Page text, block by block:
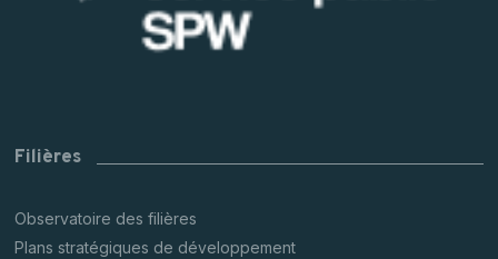
Filières
Observatoire des filières
Plans stratégiques de développement